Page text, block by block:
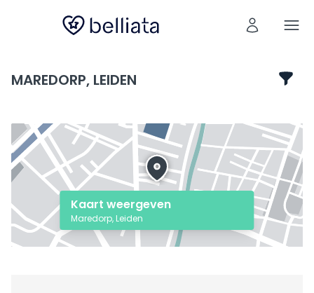
MAREDORP, LEIDEN
Kaart weergeven
Maredorp, Leiden